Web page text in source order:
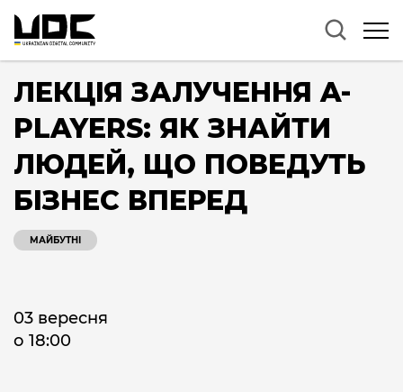
ЛЕКЦІЯ ЗАЛУЧЕННЯ A-
PLAYERS: ЯК ЗНАЙТИ
ЛЮДЕЙ, ЩО ПОВЕДУТЬ
БІЗНЕС ВПЕРЕД
МАЙБУТНІ
03 вересня
о 18:00